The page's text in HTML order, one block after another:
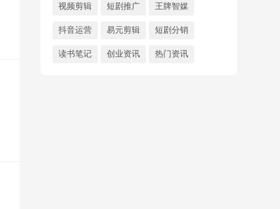
视频剪辑 短剧推广 王牌智媒
抖音运营 易元剪辑 短剧分销
读书笔记 创业资讯 热门资讯